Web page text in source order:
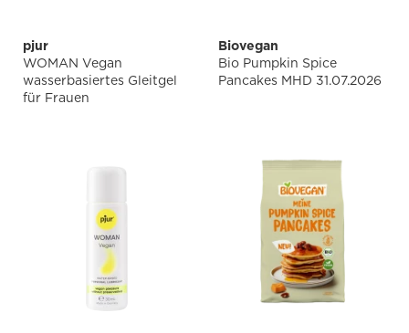
pjur
WOMAN Vegan
wasserbasiertes Gleitgel
für Frauen
Biovegan
Bio Pumpkin Spice
Pancakes MHD 31.07.2026